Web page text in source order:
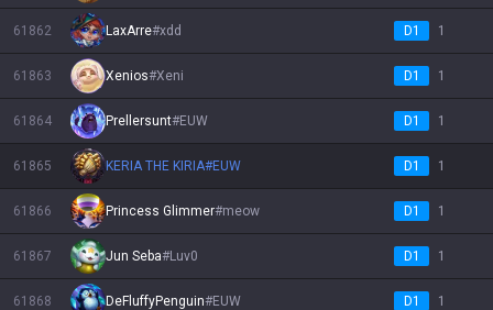
61862 LaxArre#xdd D1 1
61863 Xenios#Xeni D1 1
61864 Prellersunt#EUW D1 1
61865 KERIA THE KIRIA#EUW D1 1
61866 Princess Glimmer#meow D1 1
61867 Jun Seba#Luv0 D1 1
61868 DeFluffyPenguin#EUW D1 1